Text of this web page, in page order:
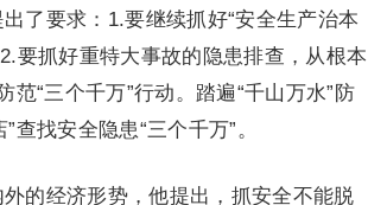
了要求：1.要继续抓好“安全生产治本
要抓好重特大事故的隐患排查，从根本
“三个千万”行动。踏遍“千山万水”防
找安全隐患“三个千万”。
的经济形势，他提出，抓安全不能脱